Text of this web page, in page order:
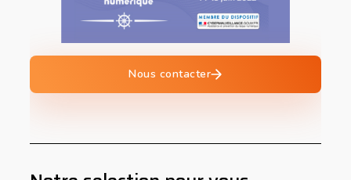
Nous contacter